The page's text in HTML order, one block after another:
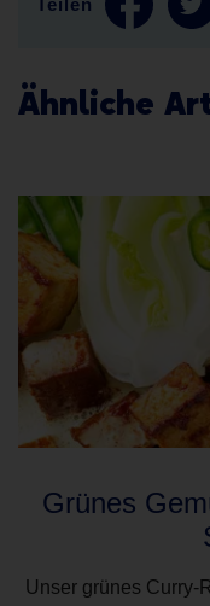
Teilen
Ähnliche
Grünes
Unser grünes Curry-